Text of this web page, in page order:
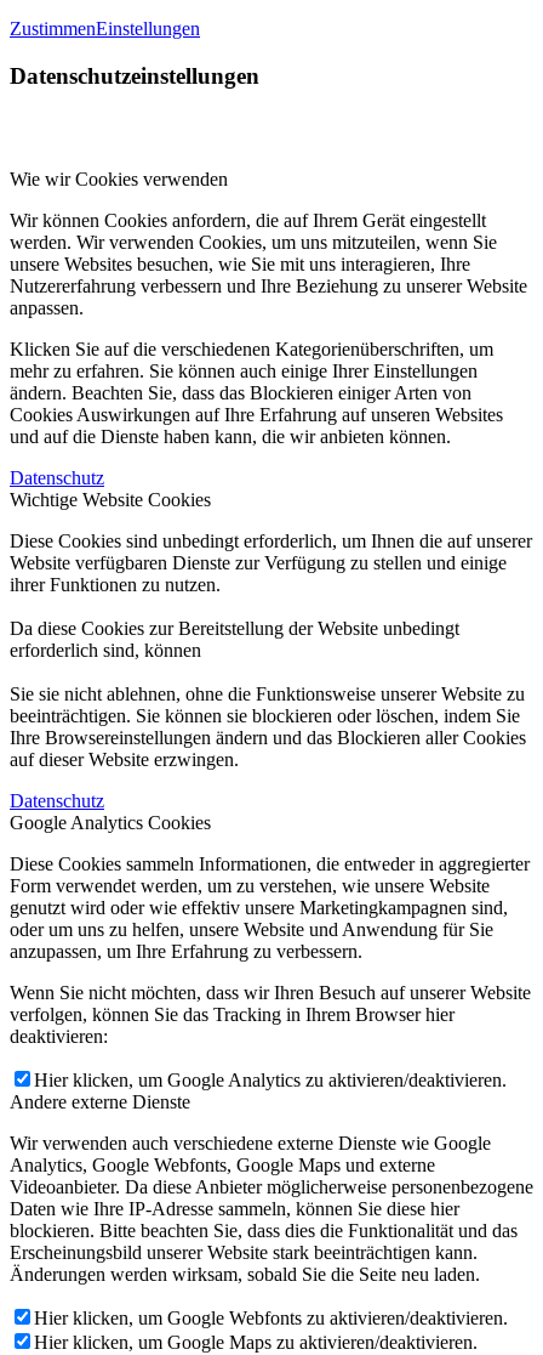
ZustimmenEinstellungen
Datenschutzeinstellungen
Wie wir Cookies verwenden
Wir können Cookies anfordern, die auf Ihrem Gerät eingestellt
werden. Wir verwenden Cookies, um uns mitzuteilen, wenn Sie
unsere Websites besuchen, wie Sie mit uns interagieren, Ihre
Nutzererfahrung verbessern und Ihre Beziehung zu unserer Website
anpassen.
Klicken Sie auf die verschiedenen Kategorienüberschriften, um
mehr zu erfahren. Sie können auch einige Ihrer Einstellungen
ändern. Beachten Sie, dass das Blockieren einiger Arten von
Cookies Auswirkungen auf Ihre Erfahrung auf unseren Websites
und auf die Dienste haben kann, die wir anbieten können.
Datenschutz
Wichtige Website Cookies
Diese Cookies sind unbedingt erforderlich, um Ihnen die auf unserer
Website verfügbaren Dienste zur Verfügung zu stellen und einige
ihrer Funktionen zu nutzen.
Da diese Cookies zur Bereitstellung der Website unbedingt
erforderlich sind, können
Sie sie nicht ablehnen, ohne die Funktionsweise unserer Website zu
beeinträchtigen. Sie können sie blockieren oder löschen, indem Sie
Ihre Browsereinstellungen ändern und das Blockieren aller Cookies
auf dieser Website erzwingen.
Datenschutz
Google Analytics Cookies
Diese Cookies sammeln Informationen, die entweder in aggregierter
Form verwendet werden, um zu verstehen, wie unsere Website
genutzt wird oder wie effektiv unsere Marketingkampagnen sind,
oder um uns zu helfen, unsere Website und Anwendung für Sie
anzupassen, um Ihre Erfahrung zu verbessern.
Wenn Sie nicht möchten, dass wir Ihren Besuch auf unserer Website
verfolgen, können Sie das Tracking in Ihrem Browser hier
deaktivieren:
Hier klicken, um Google Analytics zu aktivieren/deaktivieren.
Andere externe Dienste
Wir verwenden auch verschiedene externe Dienste wie Google
Analytics, Google Webfonts, Google Maps und externe
Videoanbieter. Da diese Anbieter möglicherweise personenbezogene
Daten wie Ihre IP-Adresse sammeln, können Sie diese hier
blockieren. Bitte beachten Sie, dass dies die Funktionalität und das
Erscheinungsbild unserer Website stark beeinträchtigen kann.
Änderungen werden wirksam, sobald Sie die Seite neu laden.
Hier klicken, um Google Webfonts zu aktivieren/deaktivieren.
Hier klicken, um Google Maps zu aktivieren/deaktivieren.